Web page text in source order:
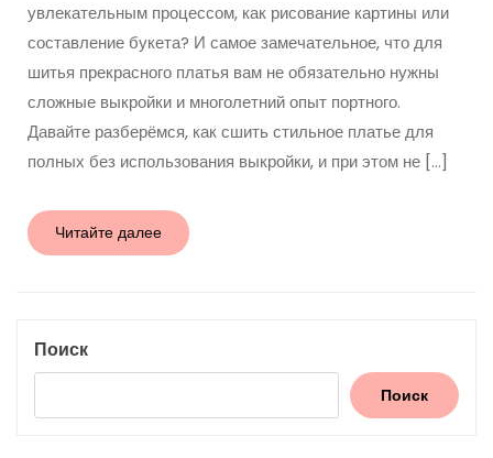
увлекательным процессом, как рисование картины или
составление букета? И самое замечательное, что для
шитья прекрасного платья вам не обязательно нужны
сложные выкройки и многолетний опыт портного.
Давайте разберёмся, как сшить стильное платье для
полных без использования выкройки, и при этом не […]
Читайте далееЧитайте
далее
Поиск
Поиск